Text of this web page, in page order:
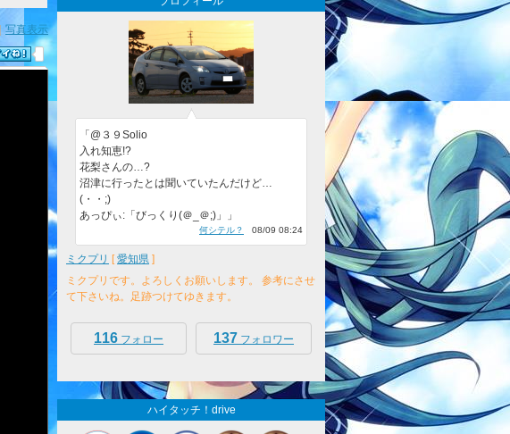
写真表示
「@３９Solio
入れ知恵!?
花梨さんの…?
沼津に行ったとは聞いていたんだけど…
(・・;)
あっぴぃ:「びっくり(＠_＠;)」」
何シテル？ 08/09 08:24
ミクプリ [愛知県 ]
ミクプリです。よろしくお願いします。 参考にさせ
て下さいね。足跡つけてゆきます。
116 フォロー 137 フォロワー
ハイタッチ！drive